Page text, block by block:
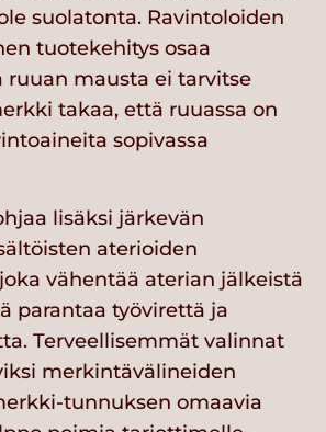
suolatonta. Ravintoloiden
tuotekehitys osaa
ruuan mausta ei tarvitse
takaa, että ruuassa on
sopivassa
lisäksi järkevän
aterioiden
vähentää aterian jälkeistä
parantaa työvirettä ja
Terveellisemmät valinnat
merkintävälineiden
tunnuksen omaavia